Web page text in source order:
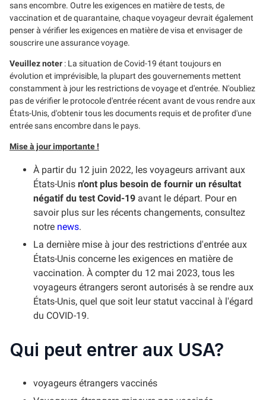
sans encombre. Outre les exigences en matière de tests, de
vaccination et de quarantaine, chaque voyageur devrait également
penser à vérifier les exigences en matière de visa et envisager de
souscrire une assurance voyage.
Veuillez noter : La situation de Covid-19 étant toujours en
évolution et imprévisible, la plupart des gouvernements mettent
constamment à jour les restrictions de voyage et d'entrée. N'oubliez
pas de vérifier le protocole d'entrée récent avant de vous rendre aux
États-Unis, d'obtenir tous les documents requis et de profiter d'une
entrée sans encombre dans le pays.
Mise à jour importante !
À partir du 12 juin 2022, les voyageurs arrivant aux
États-Unis n'ont plus besoin de fournir un résultat
négatif du test Covid-19 avant le départ. Pour en
savoir plus sur les récents changements, consultez
notre news.
La dernière mise à jour des restrictions d'entrée aux
États-Unis concerne les exigences en matière de
vaccination. À compter du 12 mai 2023, tous les
voyageurs étrangers seront autorisés à se rendre aux
États-Unis, quel que soit leur statut vaccinal à l'égard
du COVID-19.
Qui peut entrer aux USA?
voyageurs étrangers vaccinés